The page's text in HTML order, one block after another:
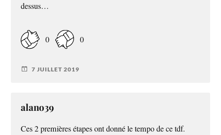
dessus…
0 0
7 JUILLET 2019
alano39
Ces 2 premières étapes ont donné le tempo de ce tdf.